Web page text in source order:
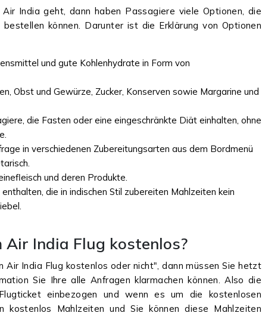
India geht, dann haben Passagiere viele Optionen, die
können. Darunter ist die Erklärung von Optionen
und gute Kohlenhydrate in Form von
Obst und Gewürze, Zucker, Konserven sowie Margarine und
die Fasten oder eine eingeschränkte Diät einhalten, ohne
in verschiedenen Zubereitungsarten aus dem Bordmenü
und deren Produkte.
die in indischen Stil zubereiten Mahlzeiten kein
India Flug kostenlos?
Air India Flug kostenlos oder nicht", dann müssen Sie hetzt
Sie Ihre alle Anfragen klarmachen können. Also die
einbezogen und wenn es um die kostenlosen
Mahlzeiten und Sie können diese Mahlzeiten